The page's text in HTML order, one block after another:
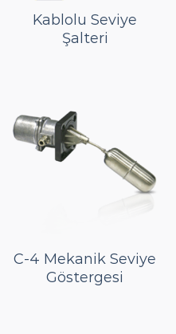
Kablolu Seviye
Şalteri
C-4 Mekanik Seviye
Göstergesi